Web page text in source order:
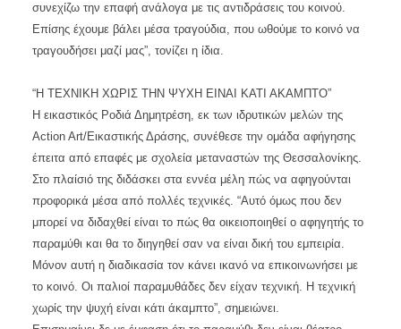
συνεχίζω την επαφή ανάλογα με τις αντιδράσεις του κοινού.
Επίσης έχουμε βάλει μέσα τραγούδια, που ωθούμε το κοινό να
τραγουδήσει μαζί μας”, τονίζει η ίδια.
“Η ΤΕΧΝΙΚΗ ΧΩΡΙΣ ΤΗΝ ΨΥΧΗ ΕΙΝΑΙ ΚΑΤΙ ΑΚΑΜΠΤΟ”
Η εικαστικός Ροδιά Δημητρέση, εκ των ιδρυτικών μελών της
Action Art/Εικαστικής Δράσης, συνέθεσε την ομάδα αφήγησης
έπειτα από επαφές με σχολεία μεταναστών της Θεσσαλονίκης.
Στο πλαίσιό της διδάσκει στα εννέα μέλη πώς να αφηγούνται
προφορικά μέσα από πολλές τεχνικές. “Αυτό όμως που δεν
μπορεί να διδαχθεί είναι το πώς θα οικειοποιηθεί ο αφηγητής το
παραμύθι και θα το διηγηθεί σαν να είναι δική του εμπειρία.
Μόνον αυτή η διαδικασία τον κάνει ικανό να επικοινωνήσει με
το κοινό. Οι παλιοί παραμυθάδες δεν είχαν τεχνική. Η τεχνική
χωρίς την ψυχή είναι κάτι άκαμπτο”, σημειώνει.